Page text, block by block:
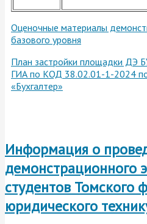
Оценочные материалы
базового уровня
План застройки площадки ДЭ
ГИА по КОД 38.02.01-1-2024
«Бухгалтер»
Информация о
демонстрационного
студентов Томского
юридического